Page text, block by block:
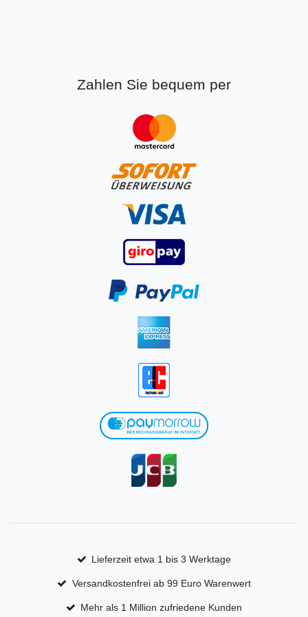
Zahlen Sie bequem per
Lieferzeit etwa 1 bis 3 Werktage
Versandkostenfrei ab 99 Euro Warenwert
Mehr als 1 Million zufriedene Kunden